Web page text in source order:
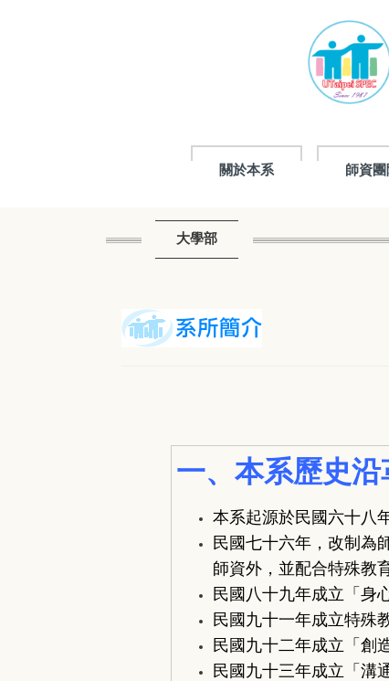
關於本系 師資團
大學部
一、本系歷史沿
本系起源於民國六十八
民國七十六年，改制為
師資外，並配合特殊教
民國八十九年成立「身
民國九十一年成立特殊
民國九十二年成立「創
民國九十三年成立「溝